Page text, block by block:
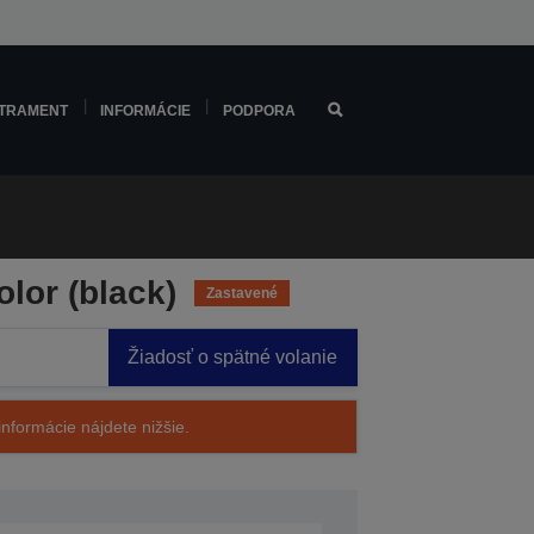
INFORMÁCIE PODPORA
(black) Zastavené
Žiadosť o spätné volanie
nájdete nižšie.